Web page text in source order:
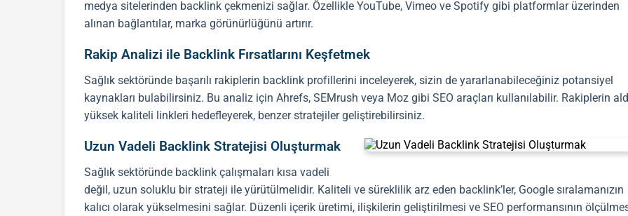
medya sitelerinden backlinkçekmenizi sağlar. Özellikle YouTube, Vimeo ve Spotify gibi platformlar üzerinden
alınan bağlantılar, marka görünürlüğünü artırır.
Rakip Analizi ile Backlink Fırsatlarını Keşfetmek
Sağlık sektöründe başarılı rakiplerin backlinkprofillerini inceleyerek, sizin de yararlanabileceğiniz potansiyel
kaynakları bulabilirsiniz. Bu analiz için Ahrefs, SEMrush veya Moz gibi SEO araçları kullanılabilir. Rakiplerin
yüksek kaliteli linkleri hedefleyerek, benzer stratejiler geliştirebilirsiniz.
Uzun Vadeli Backlink Stratejisi Oluşturmak
Sağlık sektöründe backlinkçalışmaları kısa vadeli
değil, uzun soluklu bir strateji ile yürütülmelidir. Kaliteli ve süreklilik arz eden backlink’ler, Google sıralamanızın
kalıcı olarak yükselmesini sağlar. Düzenli içerik üretimi, ilişkilerin geliştirilmesi ve SEO performansının